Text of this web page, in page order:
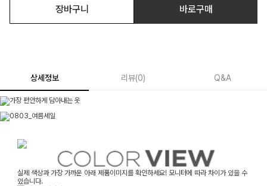
장바구니 바로구매
상세정보 리뷰(0) Q&A
실제 색상과 가장 가까운 아래 제품이미지를 확인하세요! 모니터에 따라 차이가 있을 수
있습니다.